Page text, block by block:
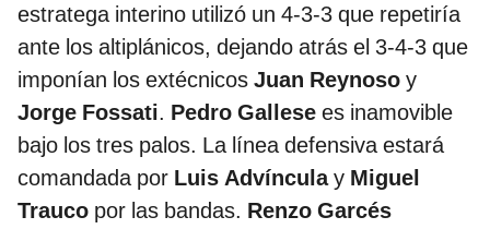
estratega interino utilizó un 4-3-3 que repetiría
ante los altiplánicos, dejando atrás el 3-4-3 que
imponían los extécnicos Juan Reynoso y
Jorge Fossati. Pedro Gallese es inamovible
bajo los tres palos. La línea defensiva estará
comandada por Luis Advínculay Miguel
Trauco por las bandas. Renzo Garcés